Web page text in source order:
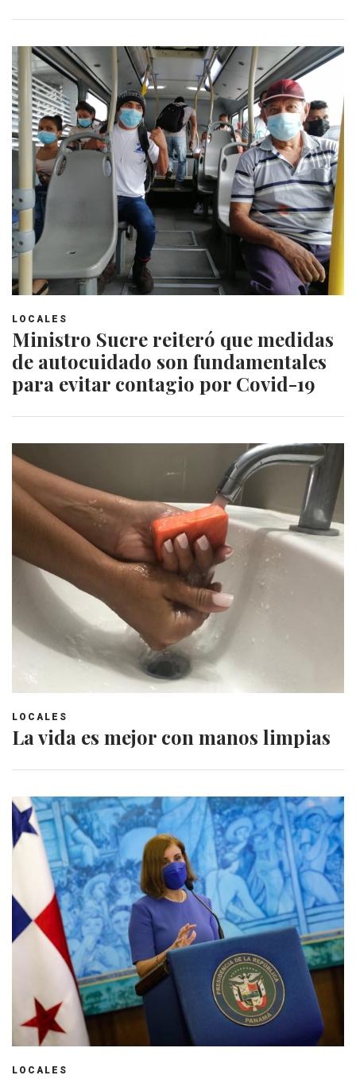
LOCALES
Ministro Sucre reiteró que medidas
de autocuidado son fundamentales
para evitar contagio por Covid-19
LOCALES
La vida es mejor con manos limpias
LOCALES